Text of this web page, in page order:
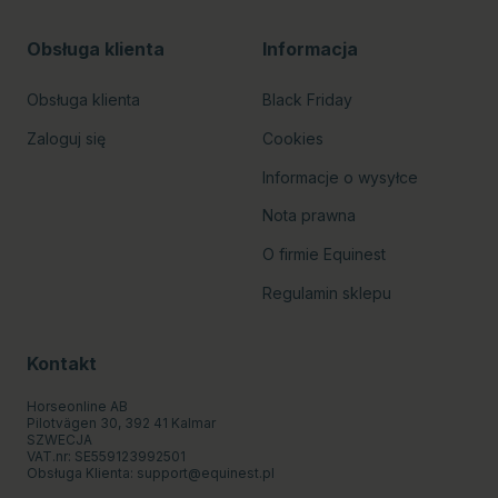
Obsługa klienta
Obsługa klienta
Zaloguj się
Informacja
Black Friday
Cookies
Informacje o wysyłce
Nota prawna
O firmie Equinest
Regulamin sklepu
Kontakt
Horseonline AB
Pilotvägen 30, 392 41 Kalmar
SZWECJA
VAT.nr: SE559123992501
Obsługa Klienta: support@equinest.pl